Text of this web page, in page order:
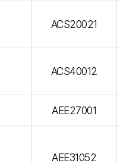
ACS20021
ACS40012
AEE27001
AEE31052